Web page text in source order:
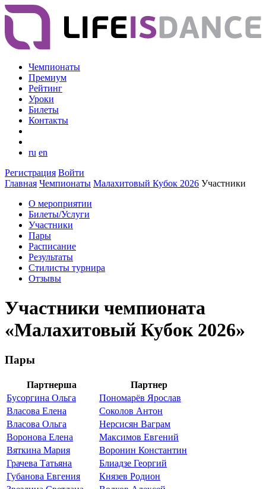
Чемпионаты
Премиум
Рейтинг
Уроки
Билеты
Контакты
ru en
Регистрация Войти
Главная Чемпионаты Малахитовый Кубок 2026 Участники
О мероприятии
Билеты/Услуги
Участники
Пары
Расписание
Результаты
Стилисты турнира
Отзывы
Участники чемпионата
«Малахитовый Кубок 2026»
Пары
Партнерша
Партнер
Бусоргина Ольга
Пономарёв Ярослав
Власова Елена
Соколов Антон
Власова Ольга
Нерсисян Ваграм
Воронова Елена
Максимов Евгений
Вяткина Мария
Воронин Константин
Грачева Татьяна
Блиадзе Георгий
Губанова Евгения
Князев Родион